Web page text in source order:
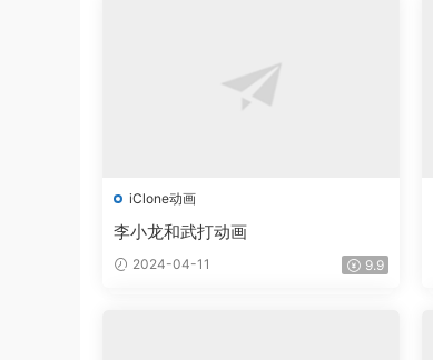
iClone动画
李小龙和武打动画
2024-04-11 9.9